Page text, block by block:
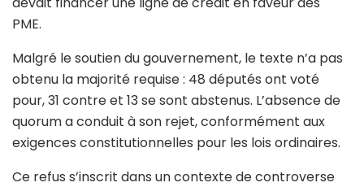
PME.
Malgré le soutien du gouvernement, le texte n’a pas
obtenu la majorité requise : 48 députés ont voté
pour, 31 contre et 13 se sont abstenus. L’absence de
quorum a conduit à son rejet, conformément aux
exigences constitutionnelles pour les lois ordinaires.
Ce refus s’inscrit dans un contexte de controverse